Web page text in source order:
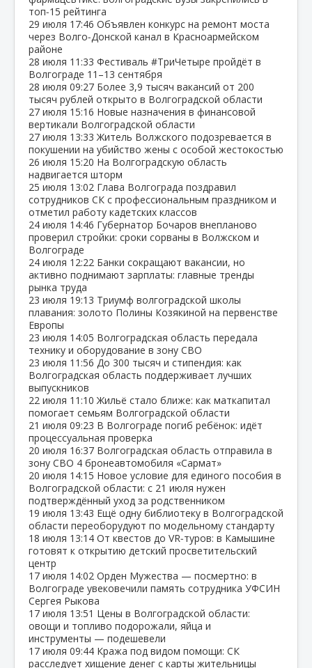
топ‑15 рейтинга
29 июля 17:46 Объявлен конкурс на ремонт моста
через Волго‑Донской канал в Красноармейском
районе
28 июля 11:33 Фестиваль #ТриЧетыре пройдёт в
Волгограде 11–13 сентября
28 июля 09:27 Более 3,9 тысяч вакансий от 200
тысяч рублей открыто в Волгоградской области
27 июля 15:16 Новые назначения в финансовой
вертикали Волгоградской области
27 июля 13:33 Житель Волжского подозревается в
покушении на убийство жены с особой жестокостью
26 июля 15:20 На Волгоградскую область
надвигается шторм
25 июля 13:02 Глава Волгограда поздравил
сотрудников СК с профессиональным праздником и
отметил работу кадетских классов
24 июля 14:46 Губернатор Бочаров внепланово
проверил стройки: сроки сорваны в Волжском и
Волгограде
24 июля 12:22 Банки сокращают вакансии, но
активно поднимают зарплаты: главные тренды
рынка труда
23 июля 19:13 Триумф волгоградской школы
плавания: золото Полины Козякиной на первенстве
Европы
23 июля 14:05 Волгоградская область передала
технику и оборудование в зону СВО
23 июля 11:56 До 300 тысяч и стипендия: как
Волгоградская область поддерживает лучших
выпускников
22 июля 11:10 Жильё стало ближе: как маткапитал
помогает семьям Волгоградской области
21 июля 09:23 В Волгограде погиб ребёнок: идёт
процессуальная проверка
20 июля 16:37 Волгоградская область отправила в
зону СВО 4 бронеавтомобиля «Сармат»
20 июля 14:15 Новое условие для единого пособия в
Волгоградской области: с 21 июля нужен
подтверждённый уход за родственником
19 июля 13:43 Ещё одну библиотеку в Волгоградской
области переоборудуют по модельному стандарту
18 июля 13:14 От квестов до VR‑туров: в Камышине
готовят к открытию детский просветительский
центр
17 июля 14:02 Орден Мужества — посмертно: в
Волгограде увековечили память сотрудника УФСИН
Сергея Рыкова
17 июля 13:51 Цены в Волгоградской области:
овощи и топливо подорожали, яйца и
инструменты — подешевели
17 июля 09:44 Кража под видом помощи: СК
расследует хищение денег с карты жительницы